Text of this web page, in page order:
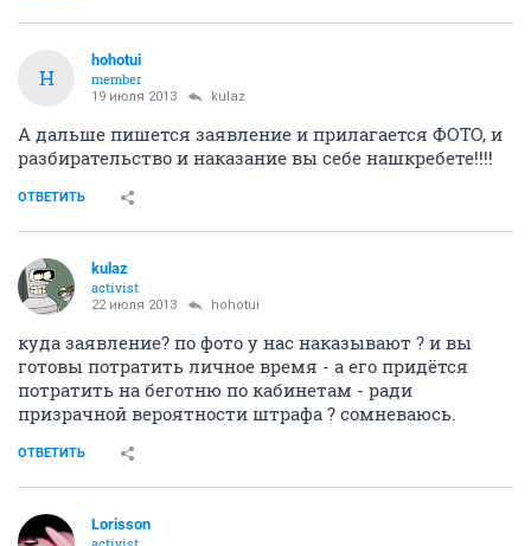
H
hohotui
member
19 июля 2013 kulaz
А дальше пишется заявление и прилагается ФОТО, и
разбирательство и наказание вы себе нашкребете!!!!
ОТВЕТИТЬ
kulaz
activist
22 июля 2013 hohotui
куда заявление? по фото у нас наказывают ? и вы
готовы потратить личное время - а его придётся
потратить на беготню по кабинетам - ради
призрачной вероятности штрафа ? сомневаюсь.
ОТВЕТИТЬ
Lorisson